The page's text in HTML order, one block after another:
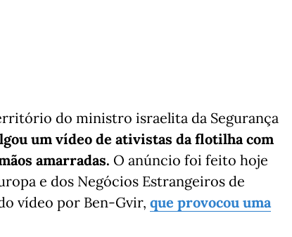
do ministro israelita da Segurança
um vídeo de ativistas da flotilha com
amarradas. O anúncio foi feito hoje
e dos Negócios Estrangeiros de
vídeo por Ben-Gvir, que provocou uma